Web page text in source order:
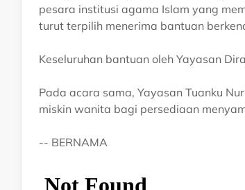
pesara institusi agama Islam yang
turut terpilih menerima bantuan
Keseluruhan bantuan oleh Yayasan
Pada acara sama, Yayasan Tuanku
miskin wanita bagi persediaan
-- BERNAMA